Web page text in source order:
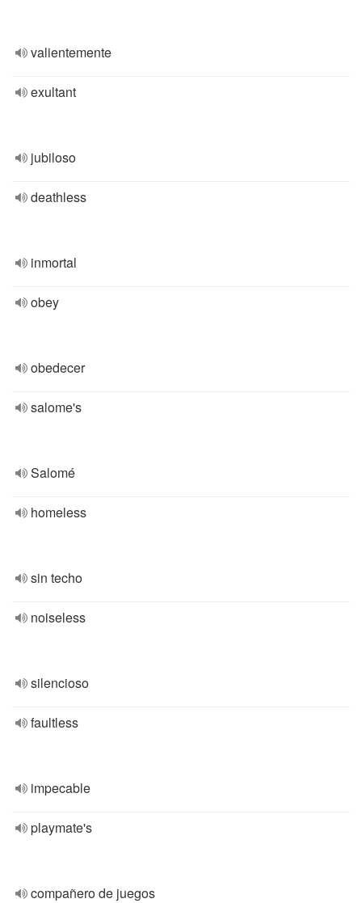
valientemente
exultant
jubiloso
deathless
inmortal
obey
obedecer
salome's
Salomé
homeless
sin techo
noiseless
silencioso
faultless
impecable
playmate's
compañero de juegos